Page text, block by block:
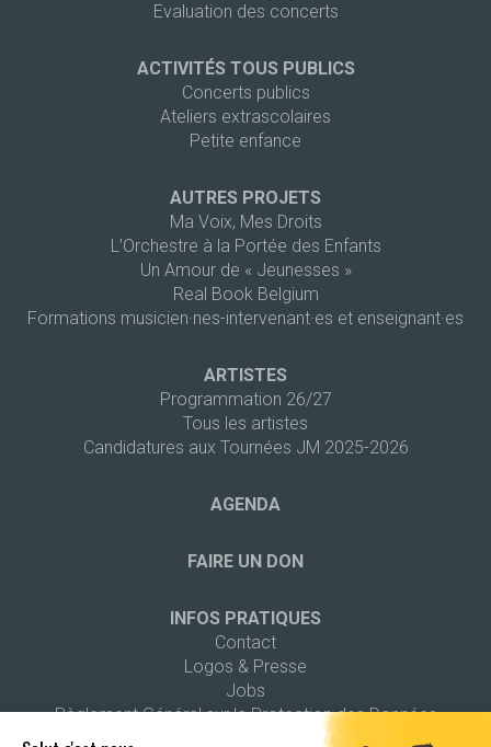
Evaluation des concerts
ACTIVITÉS TOUS PUBLICS
Concerts publics
Ateliers extrascolaires
Petite enfance
AUTRES PROJETS
Ma Voix, Mes Droits
L’Orchestre à la Portée des Enfants
Un Amour de « Jeunesses »
Real Book Belgium
Formations musicien·nes-intervenant·es et enseignant·es
ARTISTES
Programmation 26/27
Tous les artistes
Candidatures aux Tournées JM 2025-2026
AGENDA
FAIRE UN DON
INFOS PRATIQUES
Contact
Logos & Presse
Jobs
Règlement Général sur la Protection des Données